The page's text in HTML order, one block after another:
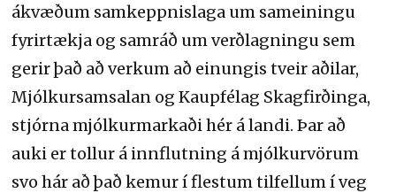
ákvæðum samkeppnislaga um sameiningu
fyrirtækja og samráð um verðlagningu sem
gerir það að verkum að einungis tveir aðilar,
Mjólkursamsalan og Kaupfélag Skagfirðinga,
stjórna mjólkurmarkaði hér á landi. Þar að
auki er tollur á innflutning á mjólkurvörum
svo hár að það kemur í flestum tilfellum í veg